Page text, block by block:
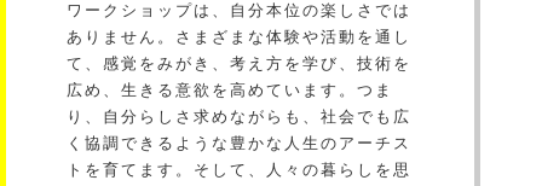
ワークショップは、自分本位の楽しさでは
ありません。さまざまな体験や活動を通し
て、感覚をみがき、考え方を学び、技術を
広め、生きる意欲を高めています。つま
り、自分らしさ求めながらも、社会でも広
く協調できるような豊かな人生のアーチス
トを育てます。そして、人々の暮らしを思